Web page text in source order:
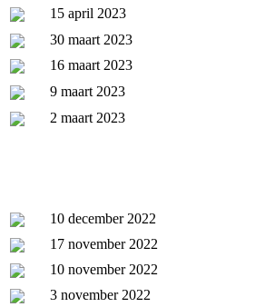
15 april 2023
30 maart 2023
16 maart 2023
9 maart 2023
2 maart 2023
10 december 2022
17 november 2022
10 november 2022
3 november 2022